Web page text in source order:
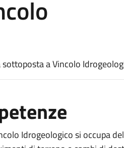
a Vincolo
Idrogeologico si occupa